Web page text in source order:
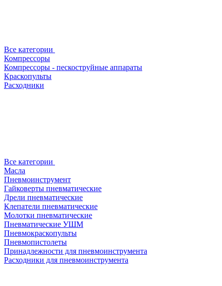
Все категории
Компрессоры
Компрессоры - пескоструйные аппараты
Краскопульты
Расходники
Все категории
Масла
Пневмоинструмент
Гайковерты пневматические
Дрели пневматические
Клепатели пневматические
Молотки пневматические
Пневматические УШМ
Пневмокраскопульты
Пневмопистолеты
Принадлежности для пневмоинструмента
Расходники для пневмоинструмента